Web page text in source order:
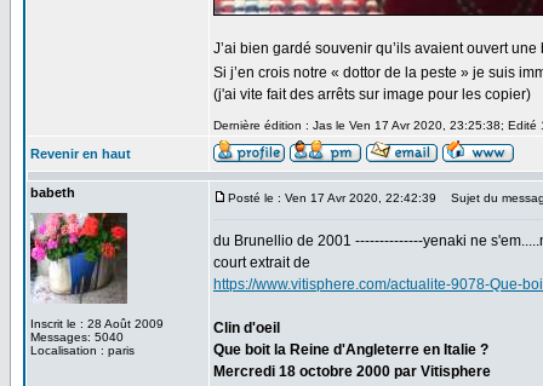
J’ai bien gardé souvenir qu’ils avaient ouvert
Si j’en crois notre « dottor de la peste » je suis
(j'ai vite fait des arrêts sur image pour les copier)
Dernière édition : Jas le Ven 17 Avr 2020, 23:25:38; Edité
Revenir en haut
babeth
Inscrit le : 28 Août 2009
Messages: 5040
Localisation : paris
Posté le : Ven 17 Avr 2020, 22:42:39 Sujet du
du Brunellio de 2001 --------------yenaki ne
court extrait de
https://www.vitisphere.com/actualite-9078-Que-
Clin d'oeil
Que boit la Reine d'Angleterre en Italie ?
Mercredi 18 octobre 2000 par Vitisphere